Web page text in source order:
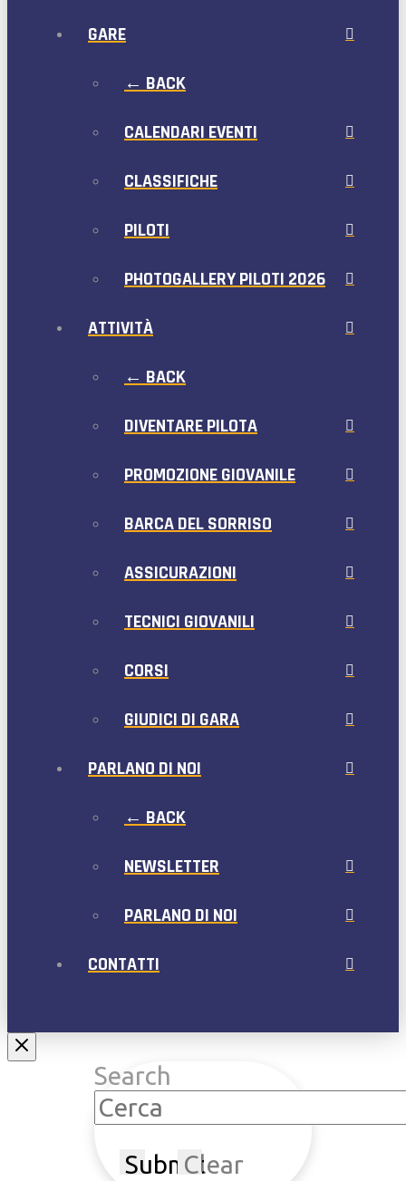
GARE
← BACK
CALENDARI EVENTI
CLASSIFICHE
PILOTI
PHOTOGALLERY PILOTI 2026
ATTIVITÀ
← BACK
DIVENTARE PILOTA
PROMOZIONE GIOVANILE
BARCA DEL SORRISO
ASSICURAZIONI
TECNICI GIOVANILI
CORSI
GIUDICI DI GARA
PARLANO DI NOI
← BACK
NEWSLETTER
PARLANO DI NOI
CONTATTI
Search
SubmitClear